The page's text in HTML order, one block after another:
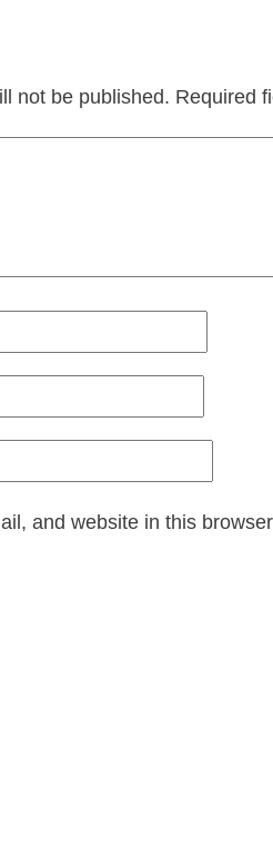
not be published. Required
and website in this